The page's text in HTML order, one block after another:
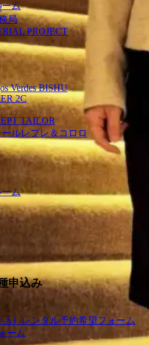
ム
局
PROJECT
Verdes BISHU
2C
TAILOR
ルレプレ＆コロロ
ム
申込み
A）レンタル予約希望フォーム
ーム